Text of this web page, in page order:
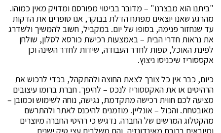
"ביתנו הוא מבצרנו" – מדובר בביטוי מפורסם ומדויק מאין כמוהו.
מהרגע שאנו יוצאים מפתח הדלת בבוקר, אנו סופרים את הדקות
עד שנחזור פנימה, בסופו של יום. במקביל, חשוב להמשיך ולשדרג
את נראות חדרי הבית – באמצעות רכישת כורסא לסלון, שולחן
לפינת האוכל, ספות לחדר העבודה, שידות לחדר השינה וכן
אקססוריז שיכניסו ניצוץ.
כיום, כבר אין כל צורך לצאת החוצה ולהתקהל, בכדי לרכוש את
הרהיטים או את האקססוריז לנכס – להיפך. חברת ברומו עיצובים
מציעה לכם חווית רכישה מתקדמת, נגישה, נוחה לשימוש וכמובן –
מאובטחת. והכול – אונליין. מוזמנים להיכנס לאתר ולהתרשם
מהקטלוג המרשים של החברה. נדגיש כי רהיטי החברה מיוצרים
ומיובאים ברובם מאינדונזיה, והם משלבים עצי טיק ישנים